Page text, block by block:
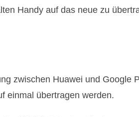
Handy auf das neue zu
zwischen Huawei und Google
einmal übertragen werden.